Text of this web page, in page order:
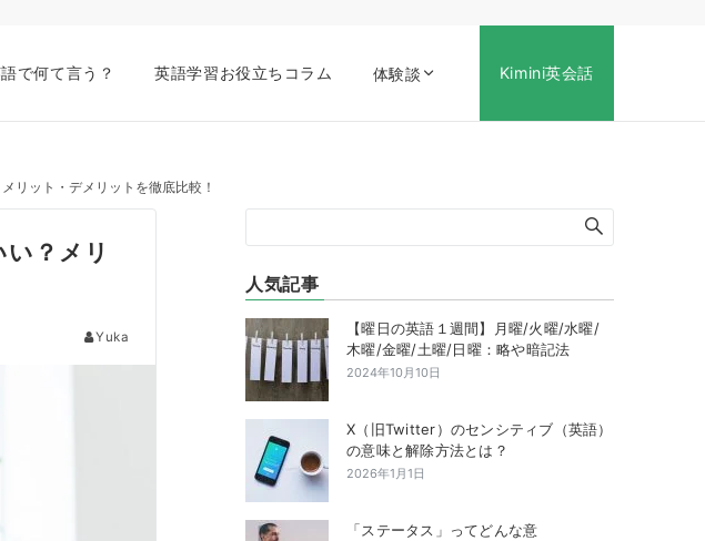
で何て言う？ 英語学習お役立ちコラム 体験談 Kimini英会話
リット・デメリットを徹底比較！
？メリ
Yuka
人気記事
【曜日の英語１週間】月曜/火曜/水曜/
木曜/金曜/土曜/日曜：略や暗記法
2024年10月10日
X（旧Twitter）のセンシティブ（英語）
の意味と解除方法とは？
2026年1月1日
「ステータス」ってどんな意